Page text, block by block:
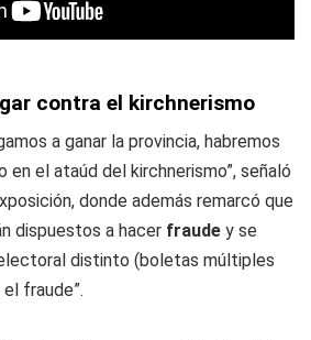
contra el kirchnerismo
a ganar la provincia, habremos
el ataúd del kirchnerismo”, señaló
donde además remarcó que
dispuestos a hacer fraude y se
distinto (boletas múltiples
fraude”.